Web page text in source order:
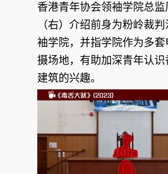
香港青年协会领袖学院总监
（右）介绍前身为粉岭裁
袖学院，并指学院作为多套
摄场地，有助加深青年认识
建筑的兴趣。